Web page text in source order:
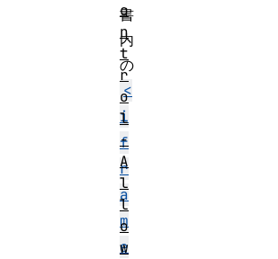
書
内
の
<
i
f
r
a
m
e
o
n
t
r
o
l
-
A
l
l
o
w